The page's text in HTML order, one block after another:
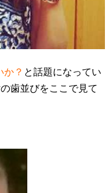
か？ と話題になってい
歯並びをここで見て